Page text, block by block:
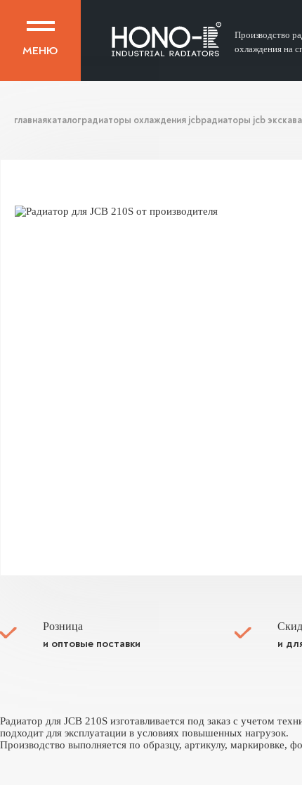
МЕНЮ
Производство
охлаждения на
главнаякаталоградиаторы охлаждения jcbрадиаторы jcb
Розница
и оптовые поставки и
Радиатор для JCB 210S изготавливается под заказ с учетом
подходит для эксплуатации в условиях повышенных нагрузок.
Производство выполняется по образцу, артикулу, маркировке,